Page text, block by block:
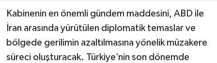
Kabinenin en önemli gündem maddesini, ABD ile
İran arasında yürütülen diplomatik temaslar ve
bölgede gerilimin azaltılmasına yönelik müzakere
süreci oluşturacak. Türkiye’nin son dönemde